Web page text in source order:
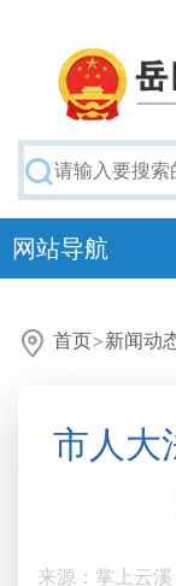
网站导航
首页>新闻动
市人大
来源：掌上云溪